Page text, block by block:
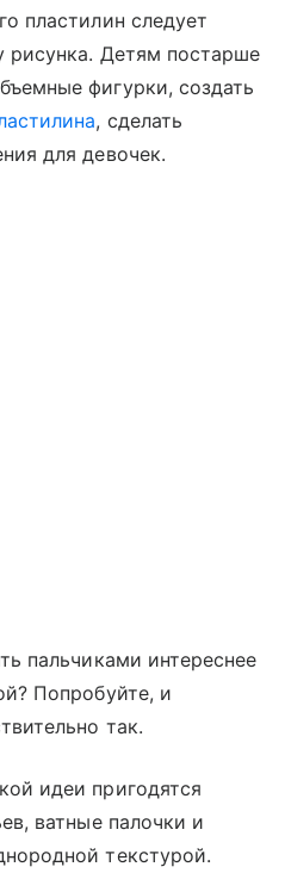
пластилин следует
рисунка. Детям постарше
фигурки, создать
, сделать
для девочек.
пальчиками интереснее
Попробуйте, и
так.
идеи пригодятся
ватные палочки и
текстурой.